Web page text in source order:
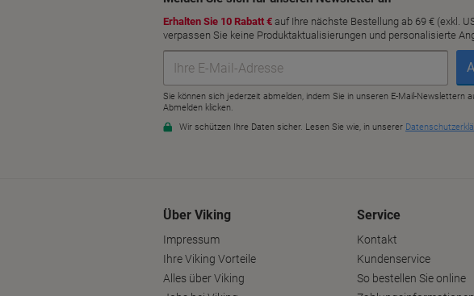
Über Viking
Impressum
Ihre Viking Vorteile
Alles über Viking
Service
Kontakt
Kundenservice
So bestellen Sie online